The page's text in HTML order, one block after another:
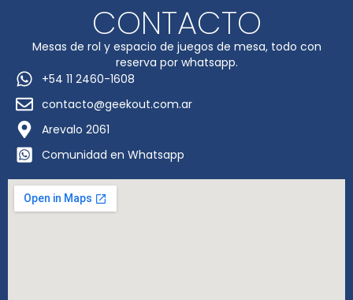
CONTACTO
Mesas de rol y espacio de juegos de mesa, todo con
reserva por whatsapp.
+54 11 2460-1608
contacto@geekout.com.ar
Arevalo 2061
Comunidad en Whatsapp